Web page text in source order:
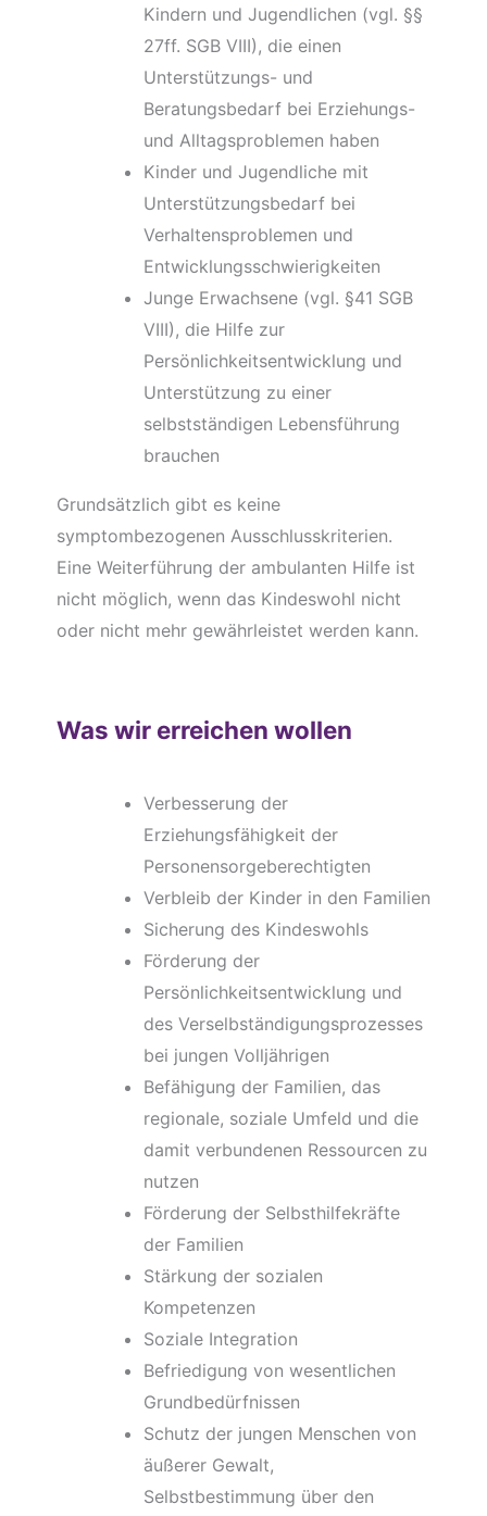
Kindern und Jugendlichen (vgl. §§
27ff. SGB VIII), die einen
Unterstützungs- und
Beratungsbedarf bei Erziehungs-
und Alltagsproblemen haben
Kinder und Jugendliche mit
Unterstützungsbedarf bei
Verhaltensproblemen und
Entwicklungsschwierigkeiten
Junge Erwachsene (vgl. §41 SGB
VIII), die Hilfe zur
Persönlichkeitsentwicklung und
Unterstützung zu einer
selbstständigen Lebensführung
brauchen
Grundsätzlich gibt es keine
symptombezogenen Ausschlusskriterien.
Eine Weiterführung der ambulanten Hilfe ist
nicht möglich, wenn das Kindeswohl nicht
oder nicht mehr gewährleistet werden kann.
Was wir erreichen wollen
Verbesserung der
Erziehungsfähigkeit der
Personensorgeberechtigten
Verbleib der Kinder in den Familien
Sicherung des Kindeswohls
Förderung der
Persönlichkeitsentwicklung und
des Verselbständigungsprozesses
bei jungen Volljährigen
Befähigung der Familien, das
regionale, soziale Umfeld und die
damit verbundenen Ressourcen zu
nutzen
Förderung der Selbsthilfekräfte
der Familien
Stärkung der sozialen
Kompetenzen
Soziale Integration
Befriedigung von wesentlichen
Grundbedürfnissen
Schutz der jungen Menschen von
äußerer Gewalt,
Selbstbestimmung über den